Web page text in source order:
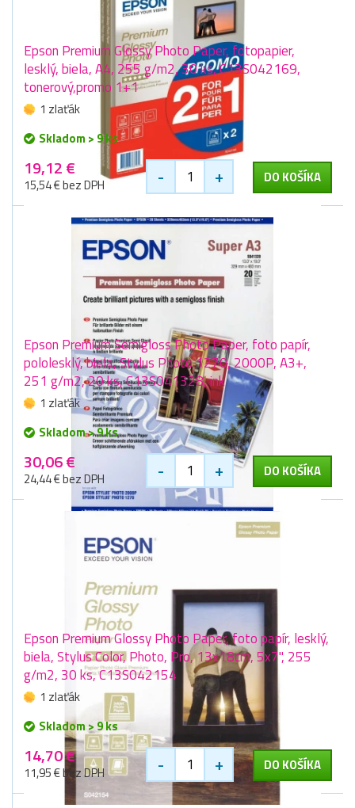
Epson Premium Glossy Photo Paper, fotopapier,
lesklý, biela, A4, 255 g/m2, 30 ks, C13S042169,
tonerový,promo 1+1
1 zlaťák
Skladom > 9 ks
19,12 €
15,54 € bez DPH - + DO KOŠÍKA
Epson Premium Semigloss Photo Paper, foto papír,
pololesklý, biela, Stylus Photo 1270, 2000P, A3+,
251 g/m2, 20 ks, C13S041328, ink
1 zlaťák
Skladom > 9 ks
30,06 €
24,44 € bez DPH - + DO KOŠÍKA
Epson Premium Glossy Photo Paper, foto papír, lesklý,
biela, Stylus Color, Photo, Pro, 13x18cm, 5x7", 255
g/m2, 30 ks, C13S042154
1 zlaťák
Skladom > 9 ks
14,70 €
11,95 € bez DPH - + DO KOŠÍKA